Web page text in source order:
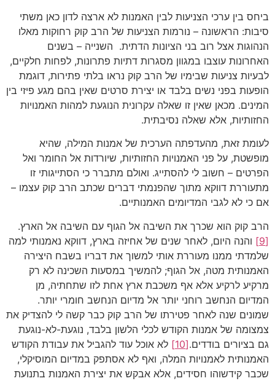
ביחס בין ערכי הצניעות לבין האמנות לא ארצה לדון כאן משתי
סיבות: הראשונה – נורמות הצניעות של הרב קוק רחוקות מאלו
הנהוגות אצל רוב בני הציונות הדתית. השנייה – בשנים
האחרונות עוצבו במגוון מסגרות דתיות פתרונות, לפחות חלקיים,
לבעיות צניעות שבימיו של הרב קוק נראו בלתי פתירות, דוגמת
הופעות בפני נשים בלבד או יצירת סרטים שאין בהם מגע פיזי בין
המינים. מכאן שאין זו שאלה עקרונית הנוגעת למהות האמנויות
החזותיות, אלא שאלה נסיבתית.
לעומת זאת, מהעדפתה הערכית של אמנות המילה, שהיא
מופשטת, על פני האמנויות החזותיות, שיורדות אל החומר ואל
הפרטים – חשוב לי להסתייג. ואולם מתברר כי הסתייגותי זו
מתעוררת דווקא מתוך שהפנמתי דברים שכתב הרב קוק עצמו –
אם כי לא לגבי המדיומים האמנותיים.
הרב קוק הוא שכרך את השיבה אל הגוף עם השיבה אל הארץ.
[9]
והנה היום, לאחר שנים של אחיזה בארץ, דווקא נאמנותי למה
שלמדתי ממנו מעוררת אותי למשוך את דבריו בשבח היצירה
האמנותית מטה, אל הגוף; להמשיך במסעות השכינה לא רק
מרקיע לרקיע אלא אף משכבת ארץ אחת לזו שתחתיה, מן
המדיום הנחשב רוחני יותר אל מדיום הנחשב חומרי יותר.
שמונים שנה לאחר פטירתו של הרב קוק כבר קשה לי להצדיק את
צמצומה של אמנות הקודש לכלי הלשון בלבד, נוגעת-לא-נוגעת
גם בציורים בודדים.[10]
לא אוכל עוד להגביל את עבודת הקודש
האמנותית לאמנויות המלה, ואף לא אסתפק במדיום המוסיקלי,
שכבר קידשוהו חסידים, אלא אבקש את יצירת האמנות בתנועת